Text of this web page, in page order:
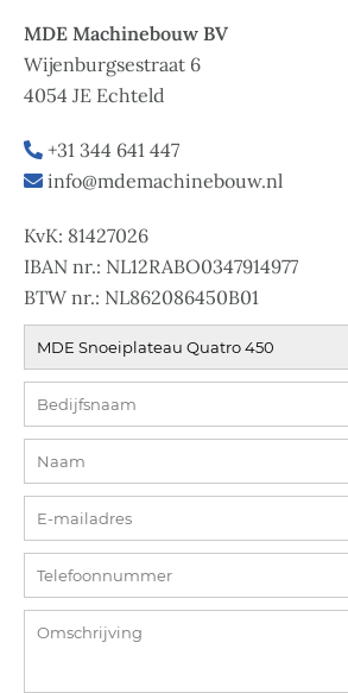
MDE Machinebouw BV
Wijenburgsestraat 6
4054 JE Echteld
+31 344 641 447
info@mdemachinebouw.nl
KvK: 81427026
IBAN nr.: NL12RABO0347914977
BTW nr.: NL862086450B01